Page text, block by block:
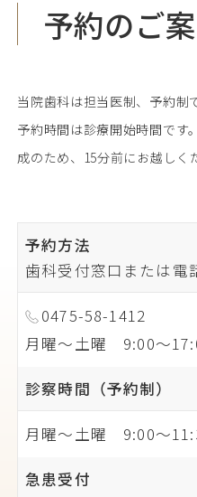
予約のご
当院歯科は担当医制、予約制
予約時間は診療開始時間です
成のため、15分前にお越しく
予約方法
歯科受付窓口または電
0475-58-1412
月曜〜土曜 9:00〜
診察時間（予約制）
月曜〜土曜 9:00〜
急患受付